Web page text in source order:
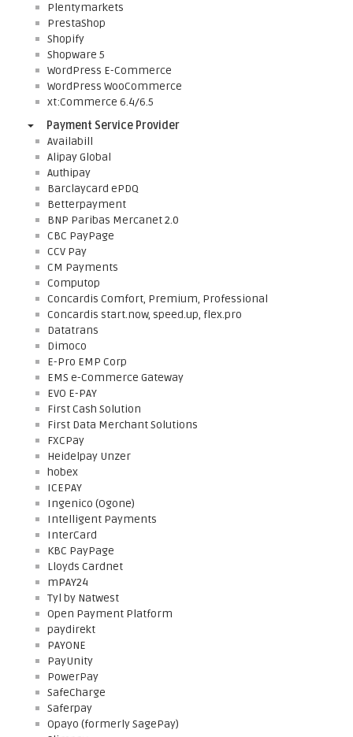
Plentymarkets
PrestaShop
Shopify
Shopware 5
WordPress E-Commerce
WordPress WooCommerce
xt:Commerce 6.4/6.5
Payment Service Provider
Availabill
Alipay Global
Authipay
Barclaycard ePDQ
Betterpayment
BNP Paribas Mercanet 2.0
CBC PayPage
CCV Pay
CM Payments
Computop
Concardis Comfort, Premium, Professional
Concardis start.now, speed.up, flex.pro
Datatrans
Dimoco
E-Pro EMP Corp
EMS e-Commerce Gateway
EVO E-PAY
First Cash Solution
First Data Merchant Solutions
FXCPay
Heidelpay Unzer
hobex
ICEPAY
Ingenico (Ogone)
Intelligent Payments
InterCard
KBC PayPage
Lloyds Cardnet
mPAY24
Tyl by Natwest
Open Payment Platform
paydirekt
PAYONE
PayUnity
PowerPay
SafeCharge
Saferpay
Opayo (formerly SagePay)